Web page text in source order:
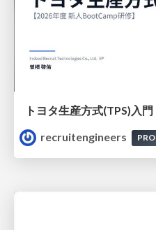
トヨタ⽣産⽅式(TPS)⼊⾨
recruitengineers
PRO